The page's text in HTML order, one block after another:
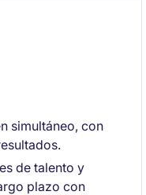
simultáneo, con
de talento y
plazo con